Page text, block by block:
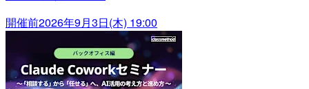
開催前2026年9月3日(木) 19:00